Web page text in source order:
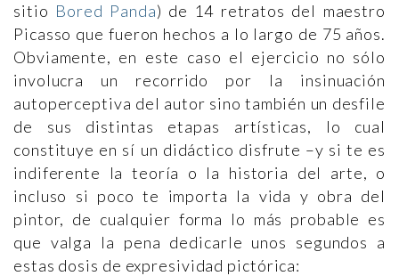
sitio Bored Panda) de 14 retratos del maestro
Picasso que fueron hechos a lo largo de 75 años.
Obviamente, en este caso el ejercicio no sólo
involucra un recorrido por la insinuación
autoperceptiva del autor sino también un desfile
de sus distintas etapas artísticas, lo cual
constituye en sí un didáctico disfrute –y si te es
indiferente la teoría o la historia del arte, o
incluso si poco te importa la vida y obra del
pintor, de cualquier forma lo más probable es
que valga la pena dedicarle unos segundos a
estas dosis de expresividad pictórica: